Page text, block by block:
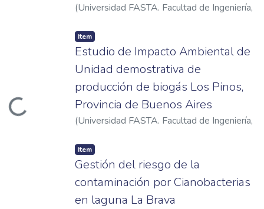
(Universidad FASTA. Facultad de Ingeniería,
Item
Estudio de Impacto Ambiental de
Unidad demostrativa de
producción de biogás Los Pinos,
Provincia de Buenos Aires
(Universidad FASTA. Facultad de Ingeniería,
Item
Gestión del riesgo de la
contaminación por Cianobacterias
en laguna La Brava